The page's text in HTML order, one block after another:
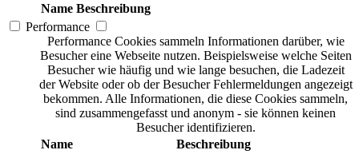
Name Beschreibung
Performance
Performance Cookies sammeln Informationen darüber, wie
Besucher eine Webseite nutzen. Beispielsweise welche Seiten
Besucher wie häufig und wie lange besuchen, die Ladezeit
der Website oder ob der Besucher Fehlermeldungen angezeigt
bekommen. Alle Informationen, die diese Cookies sammeln,
sind zusammengefasst und anonym - sie können keinen
Besucher identifizieren.
Name
Beschreibung